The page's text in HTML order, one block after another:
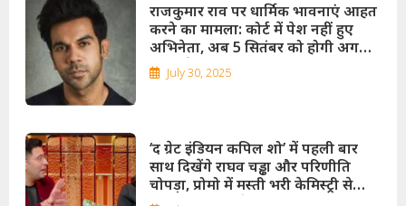
राजकुमार राव पर धार्मिक भावनाएं आहत
करने का मामला: कोर्ट में पेश नहीं हुए
अभिनेता, अब 5 सितंबर को होगी अगली
सुनवाईJuly 30, 2025
‘द ग्रेट इंडियन कपिल शो’ में पहली बार
साथ दिखेंगे राघव चड्ढा और परिणीति
चोपड़ा, प्रोमो में मस्ती भरी केमिस्ट्री से